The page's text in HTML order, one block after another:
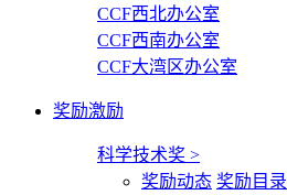
CCF西北办公室
CCF西南办公室
CCF大湾区办公室
奖励激励
科学技术奖 >
奖励动态 奖励目录